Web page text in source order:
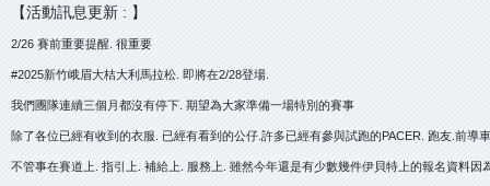
【活動訊息更新 : 】
2/26 賽前重要提醒. 很重要
#2025新竹峨眉大桔大利馬拉松. 即將在2/28登場.
我們團隊連續三個月都沒有停下. 期望為大家準備一場特別的賽事
除了各位已經有收到的衣服. 已經有看到的公仔.許多已經有參與試跑的PACER. 跑友.前導
不管事在賽道上. 指引上. 補給上. 服務上. 雖然今年還是有少數幾件伊貝特上的報名資料因